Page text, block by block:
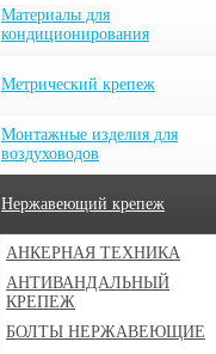
Материалы для
кондиционирования
Метрический крепеж
Монтажные изделия для
воздуховодов
Нержавеющий крепеж
АНКЕРНАЯ ТЕХНИКА
АНТИВАНДАЛЬНЫЙ
КРЕПЕЖ
БОЛТЫ НЕРЖАВЕЮЩИЕ